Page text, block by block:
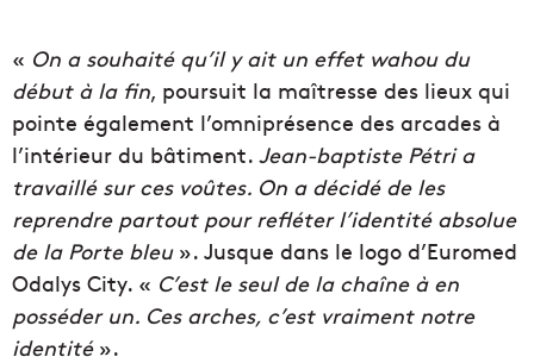
« On a souhaité qu’il y ait un effet wahou du
début à la fin, poursuit la maîtresse des lieux qui
pointe également l’omniprésence des arcades à
l’intérieur du bâtiment. Jean-baptiste Pétri a
travaillé sur ces voûtes. On a décidé de les
reprendre partout pour refléter l’identité absolue
de la Porte bleu». Jusque dans le logo d’Euromed
Odalys City. « C’est le seul de la chaîne à en
posséder un. Ces arches, c’est vraiment notre
identité».